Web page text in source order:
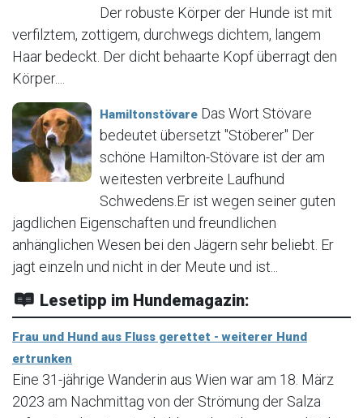
Der robuste Körper der Hunde ist mit
verfilztem, zottigem, durchwegs dichtem, langem
Haar bedeckt. Der dicht behaarte Kopf überragt den
Körper....
Hamiltonstövare Das Wort Stövare
bedeutet übersetzt "Stöberer" Der
schöne Hamilton-Stövare ist der am
weitesten verbreite Laufhund
Schwedens.Er ist wegen seiner guten
jagdlichen Eigenschaften und freundlichen
anhänglichen Wesen bei den Jägern sehr beliebt. Er
jagt einzeln und nicht in der Meute und ist...
Lesetipp im Hundemagazin:
Frau und Hund aus Fluss gerettet - weiterer Hund
ertrunken
Eine 31-jährige Wanderin aus Wien war am 18. März
2023 am Nachmittag von der Strömung der Salza